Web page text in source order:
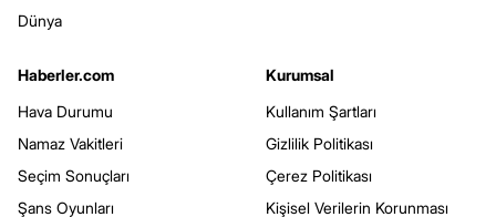
Dünya
Haberler.com
Hava Durumu
Namaz Vakitleri
Seçim Sonuçları
Şans Oyunları
Kurumsal
Kullanım Şartları
Gizlilik Politikası
Çerez Politikası
Kişisel Verilerin Korunması